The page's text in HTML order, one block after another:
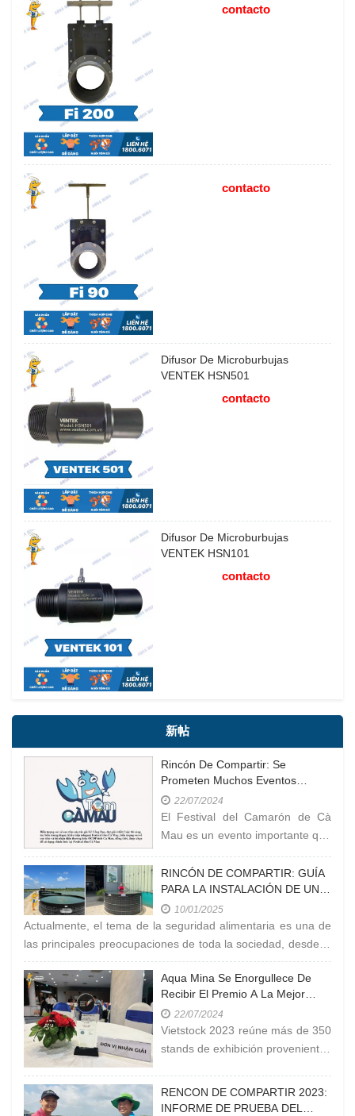
contacto
contacto
Difusor De Microburbujas
VENTEK HSN501
contacto
Difusor De Microburbujas
VENTEK HSN101
contacto
新帖
Rincón De Compartir: Se
Prometen Muchos Eventos
Interesantes En El Festival Del
Camarón De Cà Mau En 2023
22/07/2024
El Festival del Camarón de Cà
Mau es un evento importante que
Mau, Vietnam. El camarón de Cà
Mau es conocido como uno de
los productos clave
RINCÓN DE COMPARTIR: GUÍA
PARA LA INSTALACIÓN DE UN
ESTANQUE CIRCULAR MÓVIL
10/01/2025
Actualmente, el tema de la seguridad alimentaria es una de
las principales preocupaciones de toda la sociedad, desde la
carne y el
Aqua Mina Se Enorgullece De
Recibir El Premio A La Mejor
Empresa Productora De Equipos
Acuáticos En Vietstock 2023
22/07/2024
Vietstock 2023 reúne más de 350
stands de exhibición provenientes
que operan en el
RENCON DE COMPARTIR 2023:
INFORME DE PRUEBA DEL